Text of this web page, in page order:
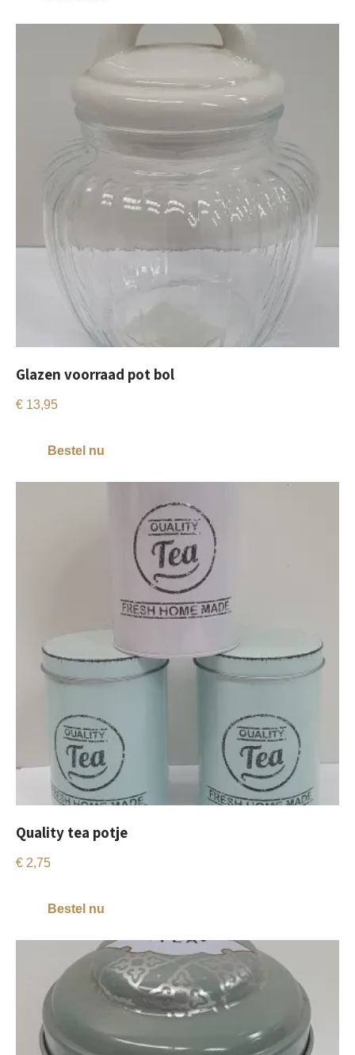
Glazen voorraad pot bol
€ 13,95
Bestel nu
Quality tea potje
€ 2,75
Bestel nu